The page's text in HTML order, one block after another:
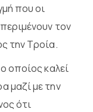
που οι
τον
την Τροία.
οποίος καλεί
μαζί με την
ότι